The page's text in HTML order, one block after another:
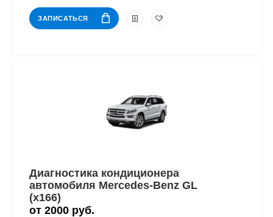
ЗАПИСАТЬСЯ
Диагностика кондиционера
автомобиля Mercedes-Benz GL
(x166)
от 2000 руб.